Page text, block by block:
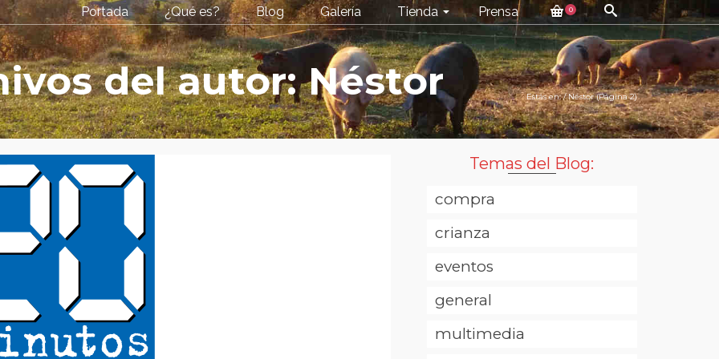
Portada ¿Qué es? Blog Galería Tienda Prensa 0
del autor: Néstor Estás en:/Néstor(Página 2)
Temas del Blog:
compra
crianza
eventos
general
multimedia